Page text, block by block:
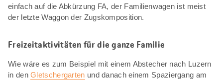
einfach auf die Abkürzung FA, der Familienwagen ist meist
der letzte Waggon der Zugskomposition.
Freizeitaktivitäten für die ganze Familie
Wie wäre es zum Beispiel mit einem Abstecher nach Luzern
in denGletschergarten und danach einem Spaziergang am